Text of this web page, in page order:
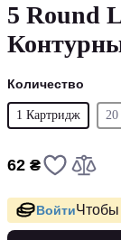
5 Round
Количество
1 Картридж 20
62 ₴
ВойтиЧтобы